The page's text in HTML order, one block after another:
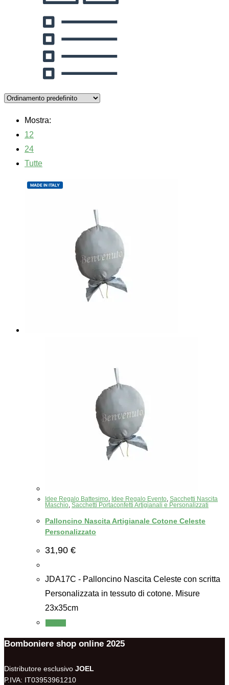
Mostra:
12
24
Tutte
MADE IN ITALY
Idee Regalo Battesimo, Idee Regalo Evento, Sacchetti Nascita
Maschio, Sacchetti Portaconfetti Artigianali e Personalizzati
Palloncino Nascita Artigianale Cotone Celeste
Personalizzato
31,90 €
JDA17C - Palloncino Nascita Celeste con scritta
Personalizzata in tessuto di cotone. Misure
23x35cm
Bomboniere shop online 2025
Distributore esclusivo JOEL
P.IVA: IT03953961210